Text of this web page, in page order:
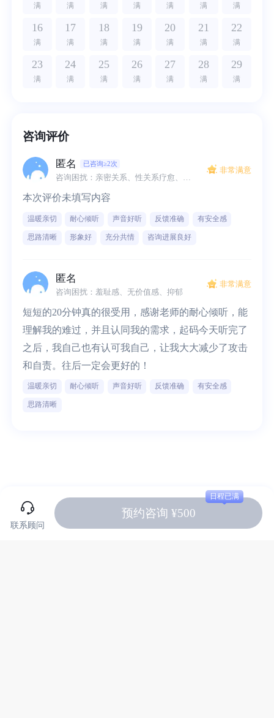
满 满 满 满 满 满 满
16
满
17
满
18
满
19
满
20
满
21
满
22
满
23
满
24
满
25
满
26
满
27
满
28
满
29
满
咨询评价
匿名 已咨询≥2次
咨询困扰：亲密关系、性关系疗愈、性压抑
非常满意
本次评价未填写内容
温暖亲切 耐心倾听 声音好听 反馈准确 有安全感
思路清晰 形象好 充分共情 咨询进展良好
匿名
咨询困扰：羞耻感、无价值感、抑郁
非常满意
短短的20分钟真的很受用，感谢老师的耐心倾听，能
理解我的难过，并且认同我的需求，起码今天听完了
之后，我自己也有认可我自己，让我大大减少了攻击
和自责。往后一定会更好的！
温暖亲切 耐心倾听 声音好听 反馈准确 有安全感
思路清晰
联系顾问
日程已满
预约咨询 ¥500